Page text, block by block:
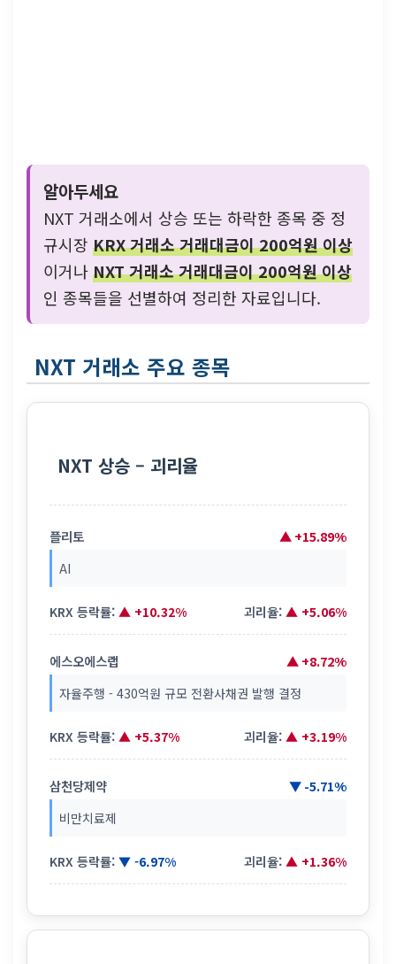
알아두세요
NXT 거래소에서 상승 또는 하락한 종목 중 정
규시장 KRX 거래소 거래대금이 200억원 이상
이거나NXT 거래소 거래대금이 200억원 이상
인 종목들을 선별하여 정리한 자료입니다.
NXT 거래소 주요 종목
NXT 상승 – 괴리율
플리토 ▲ +15.89%
AI
KRX 등락률: ▲ +10.32% 괴리율: ▲ +5.06%
에스오에스랩 ▲ +8.72%
자율주행 - 430억원 규모 전환사채권 발행 결정
KRX 등락률: ▲ +5.37% 괴리율: ▲ +3.19%
삼천당제약 ▼ -5.71%
비만치료제
KRX 등락률: ▼ -6.97% 괴리율: ▲ +1.36%